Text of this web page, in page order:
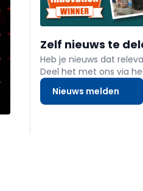
Zelf nieuws te
Heb je nieuws dat
Deel het met ons via
Nieuws melden